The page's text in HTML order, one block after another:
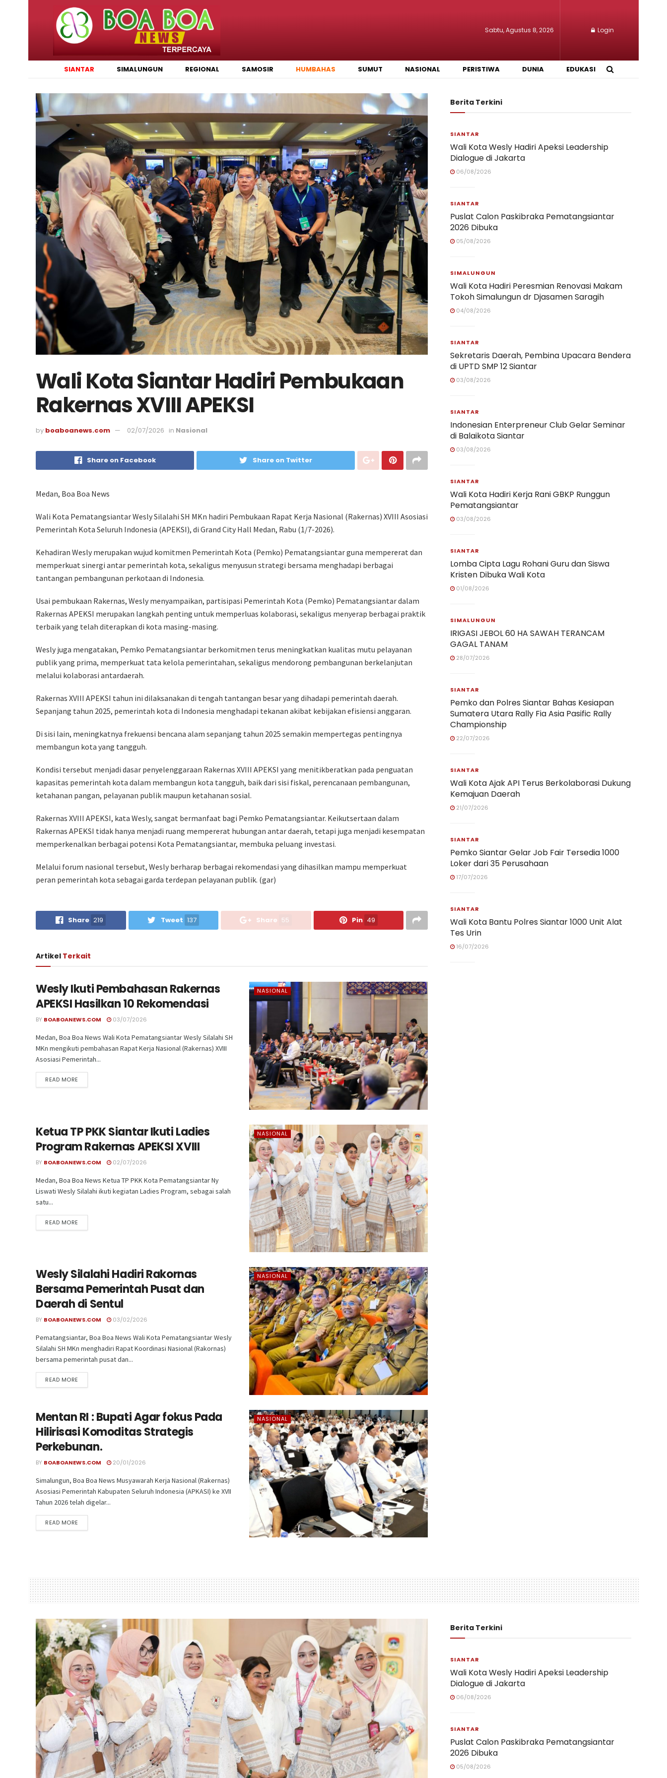
Sabtu, Agustus 8, 2026 Login
SIANTAR SIMALUNGUN REGIONAL SAMOSIR HUMBAHAS SUMUT NASIONAL PERISTIWA DUNIA EDUKASI
Wali Kota Siantar Hadiri Pembukaan
Rakernas XVIII APEKSI
by boaboanews.com 02/07/2026 in Nasional
Share on Facebook Share on Twitter
Medan, Boa Boa News
Wali Kota Pematangsiantar Wesly Silalahi SH MKn hadiri Pembukaan Rapat Kerja Nasional (Rakernas) XVIII Asosiasi
Pemerintah Kota Seluruh Indonesia (APEKSI), di Grand City Hall Medan, Rabu (1/7-2026).
Kehadiran Wesly merupakan wujud komitmen Pemerintah Kota (Pemko) Pematangsiantar guna mempererat dan
memperkuat sinergi antar pemerintah kota, sekaligus menyusun strategi bersama menghadapi berbagai
tantangan pembangunan perkotaan di Indonesia.
Usai pembukaan Rakernas, Wesly menyampaikan, partisipasi Pemerintah Kota (Pemko) Pematangsiantar dalam
Rakernas APEKSI merupakan langkah penting untuk memperluas kolaborasi, sekaligus menyerap berbagai praktik
terbaik yang telah diterapkan di kota masing-masing.
Wesly juga mengatakan, Pemko Pematangsiantar berkomitmen terus meningkatkan kualitas mutu pelayanan
publik yang prima, memperkuat tata kelola pemerintahan, sekaligus mendorong pembangunan berkelanjutan
melalui kolaborasi antardaerah.
Rakernas XVIII APEKSI tahun ini dilaksanakan di tengah tantangan besar yang dihadapi pemerintah daerah.
Sepanjang tahun 2025, pemerintah kota di Indonesia menghadapi tekanan akibat kebijakan efisiensi anggaran.
Di sisi lain, meningkatnya frekuensi bencana alam sepanjang tahun 2025 semakin mempertegas pentingnya
membangun kota yang tangguh.
Kondisi tersebut menjadi dasar penyelenggaraan Rakernas XVIII APEKSI yang menitikberatkan pada penguatan
kapasitas pemerintah kota dalam membangun kota tangguh, baik dari sisi fiskal, perencanaan pembangunan,
ketahanan pangan, pelayanan publik maupun ketahanan sosial.
Rakernas XVIII APEKSI, kata Wesly, sangat bermanfaat bagi Pemko Pematangsiantar. Keikutsertaan dalam
Rakernas APEKSI tidak hanya menjadi ruang mempererat hubungan antar daerah, tetapi juga menjadi kesempatan
memperkenalkan berbagai potensi Kota Pematangsiantar, membuka peluang investasi.
Melalui forum nasional tersebut, Wesly berharap berbagai rekomendasi yang dihasilkan mampu memperkuat
peran pemerintah kota sebagai garda terdepan pelayanan publik. (gar)
Share 219 Tweet 137 Share 55 Pin 49
Artikel Terkait
NASIONAL
Wesly Ikuti Pembahasan Rakernas
APEKSI Hasilkan 10 Rekomendasi
BY BOABOANEWS.COM 03/07/2026
Medan, Boa Boa News Wali Kota Pematangsiantar Wesly Silalahi SH
MKn mengikuti pembahasan Rapat Kerja Nasional (Rakernas) XVIII
Asosiasi Pemerintah...
READ MORE
NASIONAL
Ketua TP PKK Siantar Ikuti Ladies
Program Rakernas APEKSI XVIII
BY BOABOANEWS.COM 02/07/2026
Medan, Boa Boa News Ketua TP PKK Kota Pematangsiantar Ny
Liswati Wesly Silalahi ikuti kegiatan Ladies Program, sebagai salah
satu...
READ MORE
NASIONAL
Wesly Silalahi Hadiri Rakornas
Bersama Pemerintah Pusat dan
Daerah di Sentul
BY BOABOANEWS.COM 03/02/2026
Pematangsiantar, Boa Boa News Wali Kota Pematangsiantar Wesly
Silalahi SH MKn menghadiri Rapat Koordinasi Nasional (Rakornas)
bersama pemerintah pusat dan...
READ MORE
NASIONAL
Mentan RI : Bupati Agar fokus Pada
Hilirisasi Komoditas Strategis
Perkebunan.
BY BOABOANEWS.COM 20/01/2026
Simalungun, Boa Boa News Musyawarah Kerja Nasional (Rakernas)
Asosiasi Pemerintah Kabupaten Seluruh Indonesia (APKASI) ke XVII
Tahun 2026 telah digelar...
READ MORE
Berita Terkini
SIANTAR
Wali Kota Wesly Hadiri Apeksi Leadership
Dialogue di Jakarta
06/08/2026
SIANTAR
Puslat Calon Paskibraka Pematangsiantar
2026 Dibuka
05/08/2026
SIMALUNGUN
Wali Kota Hadiri Peresmian Renovasi Makam
Tokoh Simalungun dr Djasamen Saragih
04/08/2026
SIANTAR
Sekretaris Daerah, Pembina Upacara Bendera
di UPTD SMP 12 Siantar
03/08/2026
SIANTAR
Indonesian Enterpreneur Club Gelar Seminar
di Balaikota Siantar
03/08/2026
SIANTAR
Wali Kota Hadiri Kerja Rani GBKP Runggun
Pematangsiantar
03/08/2026
SIANTAR
Lomba Cipta Lagu Rohani Guru dan Siswa
Kristen Dibuka Wali Kota
01/08/2026
SIMALUNGUN
IRIGASI JEBOL 60 HA SAWAH TERANCAM
GAGAL TANAM
28/07/2026
SIANTAR
Pemko dan Polres Siantar Bahas Kesiapan
Sumatera Utara Rally Fia Asia Pasific Rally
Championship
22/07/2026
SIANTAR
Wali Kota Ajak API Terus Berkolaborasi Dukung
Kemajuan Daerah
21/07/2026
SIANTAR
Pemko Siantar Gelar Job Fair Tersedia 1000
Loker dari 35 Perusahaan
17/07/2026
SIANTAR
Wali Kota Bantu Polres Siantar 1000 Unit Alat
Tes Urin
16/07/2026
Berita Terkini
SIANTAR
Wali Kota Wesly Hadiri Apeksi Leadership
Dialogue di Jakarta
06/08/2026
SIANTAR
Puslat Calon Paskibraka Pematangsiantar
2026 Dibuka
05/08/2026